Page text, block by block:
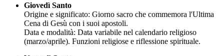
Giovedì Santo
Origine e significato: Giorno sacro che commemora l'Ultima
Cena di Gesù con i suoi apostoli.
Data e modalità: Data variabile nel calendario religioso
(marzo/aprile). Funzioni religiose e riflessione spirituale.